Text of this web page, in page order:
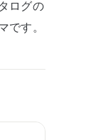
ログの
す。